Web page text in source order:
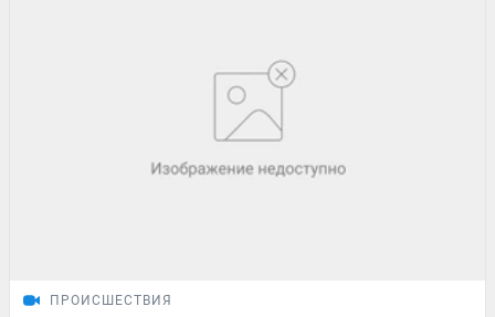
ПРОИСШЕСТВИЯ